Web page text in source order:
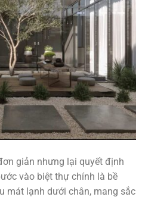
giản nhưng lại quyết định
vào biệt thự chính là bề
mát lạnh dưới chân, mang sắc